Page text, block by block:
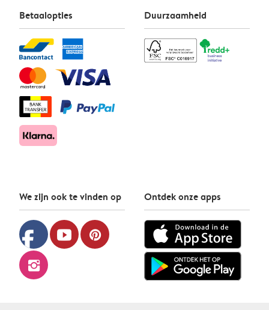
Betaalopties Duurzaamheid
We zijn ook te vinden op
facebook youtube pinterest
instagram
Ontdek onze apps